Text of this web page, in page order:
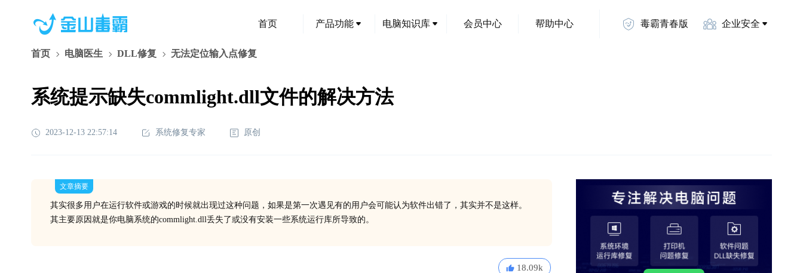
首页 产品功能 电脑知识库 会员中心 帮助中心 毒霸青春版 企业安全
首页 电脑医生 DLL修复 无法定位输入点修复
系统提示缺失commlight.dll文件的解决方法
2023-12-13 22:57:14 系统修复专家 原创
文章摘要
其实很多用户在运行软件或游戏的时候就出现过这种问题，如果是第一次遇见有的用户会可能认为软件出错了，其实并不是这样。
其主要原因就是你电脑系统的commlight.dll丢失了或没有安装一些系统运行库所导致的。
18.09k